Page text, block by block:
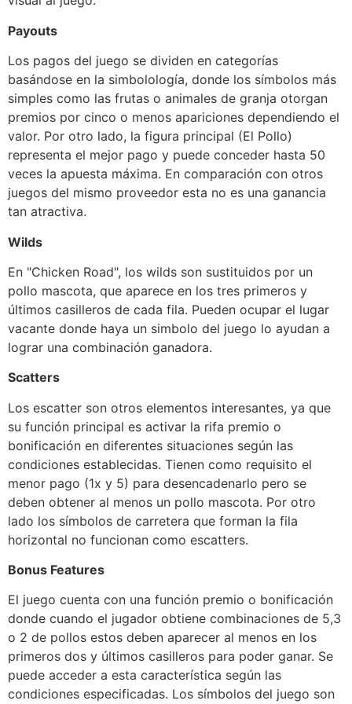
Payouts
Los pagos del juego se dividen en categorías
basándose en la simbolología, donde los símbolos más
simples como las frutas o animales de granja otorgan
premios por cinco o menos apariciones dependiendo el
valor. Por otro lado, la figura principal (El Pollo)
representa el mejor pago y puede conceder hasta 50
veces la apuesta máxima. En comparación con otros
juegos del mismo proveedor esta no es una ganancia
tan atractiva.
Wilds
En "Chicken Road", los wilds son sustituidos por un
pollo mascota, que aparece en los tres primeros y
últimos casilleros de cada fila. Pueden ocupar el lugar
vacante donde haya un simbolo del juego lo ayudan a
lograr una combinación ganadora.
Scatters
Los escatter son otros elementos interesantes, ya que
su función principal es activar la rifa premio o
bonificación en diferentes situaciones según las
condiciones establecidas. Tienen como requisito el
menor pago (1x y 5) para desencadenarlo pero se
deben obtener al menos un pollo mascota. Por otro
lado los símbolos de carretera que forman la fila
horizontal no funcionan como escatters.
Bonus Features
El juego cuenta con una función premio o bonificación
donde cuando el jugador obtiene combinaciones de 5,3
o 2 de pollos estos deben aparecer al menos en los
primeros dos y últimos casilleros para poder ganar. Se
puede acceder a esta característica según las
condiciones especificadas. Los símbolos del juego son